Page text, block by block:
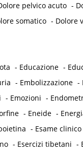
pelvico acuto -
somatico - Dolore
- Educazione -
- Embolizzazione -
- Emozioni -
- Eneide -
- Esame
- Esercizi tibetani -